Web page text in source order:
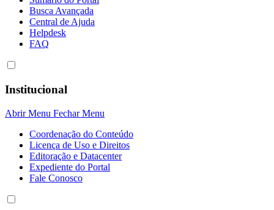
Busca Avançada
Central de Ajuda
Helpdesk
FAQ
Institucional
Abrir Menu Fechar Menu
Coordenação do Conteúdo
Licença de Uso e Direitos
Editoração e Datacenter
Expediente do Portal
Fale Conosco